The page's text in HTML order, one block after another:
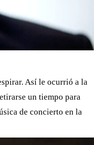
Así le ocurrió a la
un tiempo para
de concierto en la